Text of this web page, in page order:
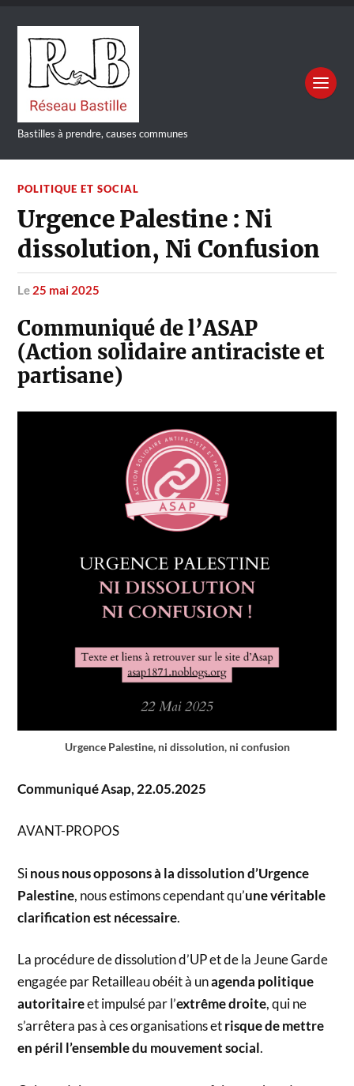
Bastilles à prendre, causes communes
POLITIQUE ET SOCIAL
Urgence Palestine : Ni
dissolution, Ni Confusion
le 25 mai 2025
Communiqué de l’ASAP
(Action solidaire antiraciste et
partisane)
Urgence Palestine, ni dissolution, ni confusion
Communiqué Asap, 22.05.2025
AVANT-PROPOS
Sinous nous opposons à la dissolution d’Urgence
Palestine, nous estimons cependant qu’une véritable
clarification est nécessaire.
La procédure de dissolution d’UP et de la Jeune Garde
engagée par Retailleau obéit à unagenda politique
autoritaireet impulsé par l’extrême droite, qui ne
s’arrêtera pas à ces organisations etrisque de mettre
en péril l’ensemble du mouvement social.